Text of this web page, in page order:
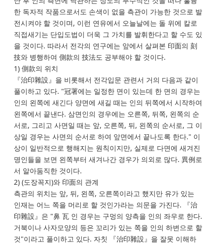
한 독자적 작품으로서도 손색이 없을 측관이 가능한 것으로 발
전시켜야 할 것이며, 이런 연유에서 오늘날에는 돌 위에 칼로
직접새기는 단입도법이 더욱 그 가치를 발휘한다고 할 수도 있
을 것이다. 따라서 전각의 연구에는 앞에서 살펴본 印面의 刻
技와 병행하여 側款의 技法도 공부해야 할 것이다.
1) 側款의 위치
『治印雜設』을 비롯해서 전각입문 관련서 거의 다음과 같이
풀이하고 있다. "冠署에는 일정한 면이 있는데 한 면의 경우는
인의 왼쪽에 새긴다 양면에 새길 때는 인의 뒤쪽에서 시작하여
왼쪽에서 끝낸다. 삼면인의 경우에는 오른쪽, 뒤쪽, 왼쪽의 순
서로, 그리고 사면일 때는 앞, 오른쪽, 뒤, 왼쪽의 순서로, 그 이
상일 경우는 사면의 순서로 하여 앞면에서 끝나도록 한다." 이
상이 일반적으로 행해지는 원칙이지만, 실제로 다면에 새겨진
명인들을 보면 왼쪽부터 새겨나간 경우가 의외로 많다. 異例로
서 알아둠직한 것이다.
2) (도장꼭지)와 印面의 관계
측관의 위치는 앞, 뒤, 왼쪽, 오른쪽이라고 했지만 유가 있는
인재는 어느 쪽을 머리로 할 것인가라는 의문을 가진다. 『治
印雜設』은 "鼻 瓦 인 경우는 구멍의 양측을 인의 좌우로 한다.
거북이나 사자모양의 등은 꼬리가 있는 쪽을 인의 하변으로 할
것"이라고 풀이하고 있다. 자칫 『治印雜設』을 잘못 이해하